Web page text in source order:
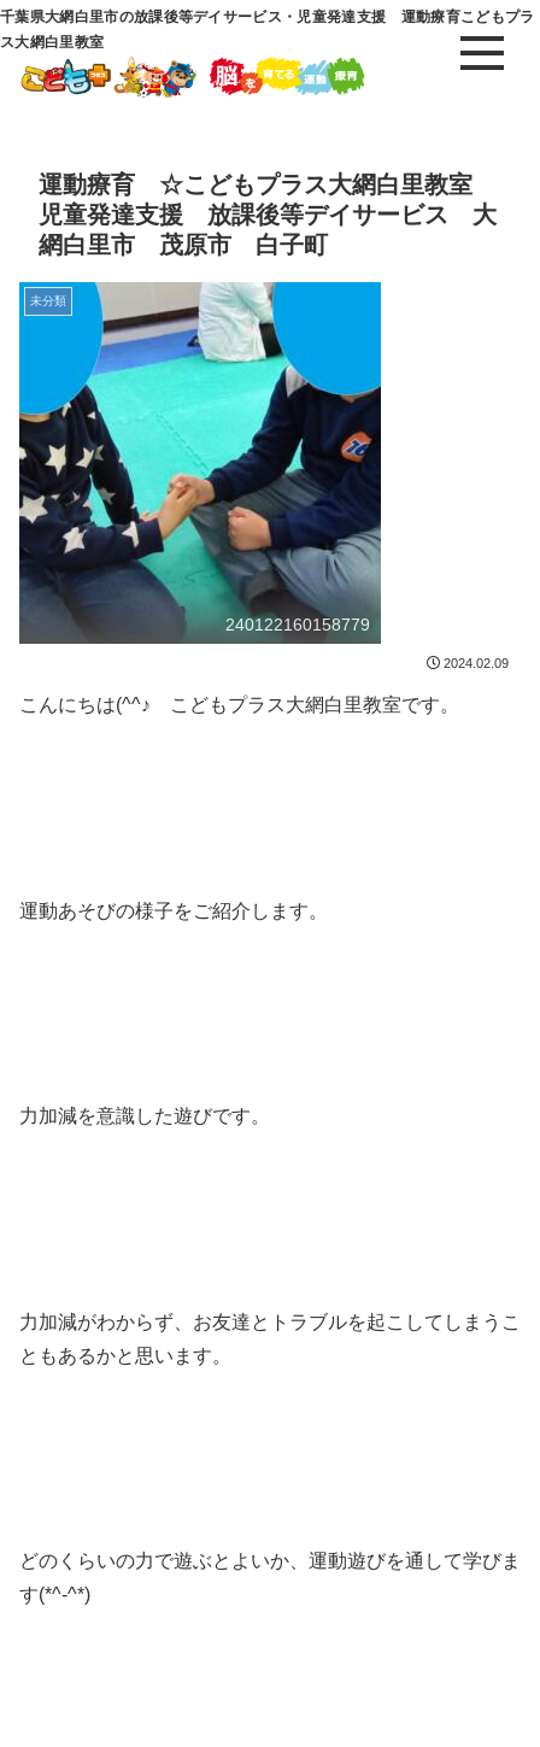
千葉県大網白里市の放課後等デイサービス・児童発達支援 運動療育こどもプラ
ス大網白里教室
運動療育 ☆こどもプラス大網白里教室
児童発達支援 放課後等デイサービス 大
網白里市 茂原市 白子町
未分類
240122160158779
2024.02.09
こんにちは(^^♪ こどもプラス大網白里教室です。
運動あそびの様子をご紹介します。
力加減を意識した遊びです。
力加減がわからず、お友達とトラブルを起こしてしまうこ
ともあるかと思います。
どのくらいの力で遊ぶとよいか、運動遊びを通して学びま
す(*^-^*)